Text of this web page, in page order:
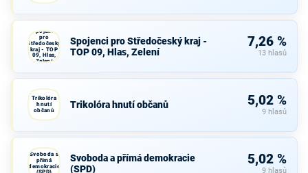
Spojenci
pro
Středočeský
kraj - TOP
09, Hlas,
Zelení
Spojenci pro Středočeský kraj -
TOP 09, Hlas, Zelení
7,26 %
13 hlasů
Trikolóra
hnutí
občanů
Trikolóra hnutí občanů 5,02 %
9 hlasů
Svoboda a
přímá
demokracie
Svoboda a přímá demokracie
(SPD)
5,02 %
9 hlasů